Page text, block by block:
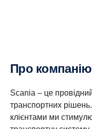
Про
Scania – це
транспортних
клієнтами ми